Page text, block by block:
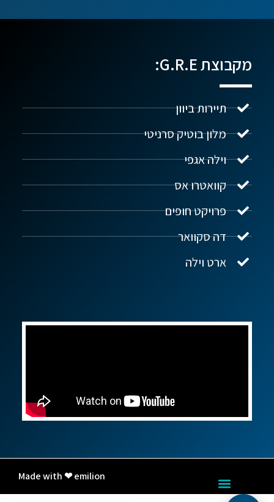
מקבוצת G.R.E:
תיירות ביוון
מלון בוטיק סרניטי
וילה אגפי
קוואטרו אס
פרויקט חופים
דה סקוואר
ארט וילה
Made with ❤ emilion
נדל"ן ביוון G.R.E
שלום! איך אפשר לעזור?